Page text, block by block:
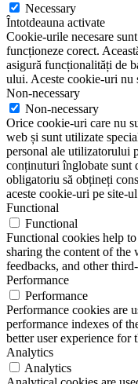
Necessary
Întotdeauna activate
Cookie-urile necesare
funcționeze corect.
asigură funcționalități de
ului. Aceste cookie-uri nu
Non-necessary
Non-necessary
Orice cookie-uri care nu
web și sunt utilizate
personal ale utilizatorului
conținuturi înglobate sunt
obligatoriu să obțineți
aceste cookie-uri pe site-
Functional
Functional
Functional cookies help
sharing the content of the
feedbacks, and other
Performance
Performance
Performance cookies are
performance indexes of
better user experience for
Analytics
Analytics